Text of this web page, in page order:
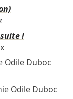
!
Odile Duboc
Odile Duboc